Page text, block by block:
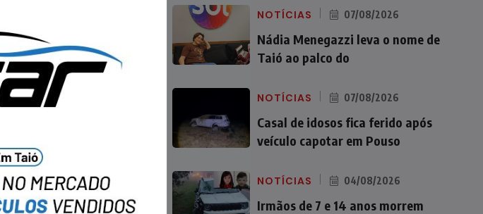
NOTÍCIAS 07/08/2026
Nádia Menegazzi leva o nome de
Taió ao palco do
NOTÍCIAS 07/08/2026
Casal de idosos fica ferido após
veículo capotar em Pouso
NOTÍCIAS 04/08/2026
Irmãos de 7 e 14 anos morrem